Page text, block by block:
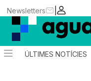
|
Newsletters
ÚLTIMES NOTÍCIES